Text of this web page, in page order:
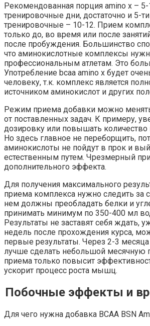
Рекомендованная порция amino x –
тренировочные дни, достаточно и 5-
тренировочные – 10-12. Прием
только до, во время или после
после пробуждения. Большинство
что аминокислотные комплексы
профессиональным атлетам. Это
Употребление bcaa amino x будет
человеку, т.к. комплекс является
источником аминокислот и других
Режим приема добавки можно
от поставленных задач. К примеру,
дозировку или повышать
Но здесь главное не переборщить,
аминокислоты не пойдут в прок и
естественным путем. Чрезмерный
дополнительного эффекта.
Для получения максимального
приема комплекса нужно следить за
нем должны преобладать белки и
принимать минимум по 350-400 мл
Результаты не заставят себя ждать,
недель после прохождения курса,
первые результаты. Через 2-3
лучше сделать небольшой месячную
приема только повысит
ускорит процесс роста мышц.
Побочные эффекты и
Для чего нужна добавка BCAA BSN